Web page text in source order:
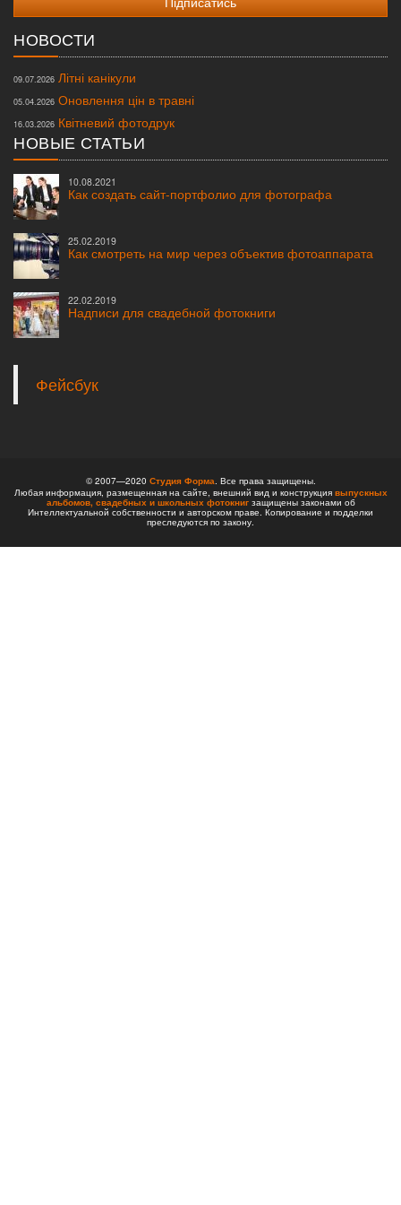
НОВОСТИ
09.07.2026 Літні канікули
05.04.2026 Оновлення цін в травні
16.03.2026 Квітневий фотодрук
НОВЫЕ СТАТЬИ
10.08.2021
Как создать сайт-портфолио для фотографа
25.02.2019
Как смотреть на мир через объектив фотоаппарата
22.02.2019
Надписи для свадебной фотокниги
Фейсбук
© 2007—2020 Студия Форма . Все права защищены.
Любая информация, размещенная на сайте, внешний вид и конструкция выпускных
альбомов, свадебных и школьных фотокнигзащищены законами об
Интеллектуальной собственности и авторском праве. Копирование и подделки
преследуются по закону.